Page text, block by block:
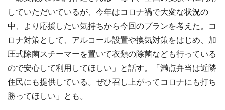
していただいているが、今年はコロナ禍で大変な状況の
中、より応援したい気持ちから今回のプランを考えた。コ
ロナ対策として、アルコール設置や換気対策をはじめ、加
圧式除菌スチーマーを置いて衣類の除菌なども行っている
ので安心して利用してほしい」と話す。「満点弁当は近隣
住民にも提供している。ぜひ召し上がってコロナにも打ち
勝ってほしい」とも。